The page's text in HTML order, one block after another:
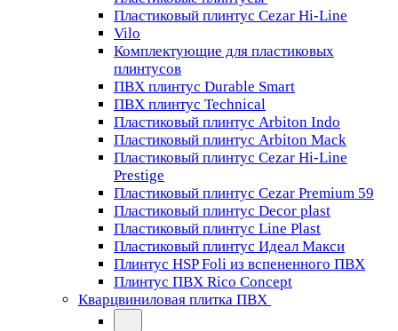
Пластиковый плинтус Cezar Hi-Line
Vilo
Комплектующие для пластиковых
плинтусов
ПВХ плинтус Durable Smart
ПВХ плинтус Technical
Пластиковый плинтус Arbiton Indo
Пластиковый плинтус Arbiton Mack
Пластиковый плинтус Cezar Hi-Line
Prestige
Пластиковый плинтус Cezar Premium 59
Пластиковый плинтус Decor plast
Пластиковый плинтус Line Plast
Пластиковый плинтус Идеал Макси
Плинтус HSP Foli из вспененного ПВХ
Плинтус ПВХ Rico Concept
Кварцвиниловая плитка ПВХ